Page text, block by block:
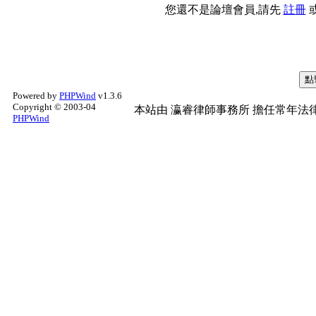
您還不是論壇會員,請先 註冊
Powered by PHPWind v1.3.6
Copyright © 2003-04
PHPWind
本站由 瀛睿律師事務所 擔任常年法